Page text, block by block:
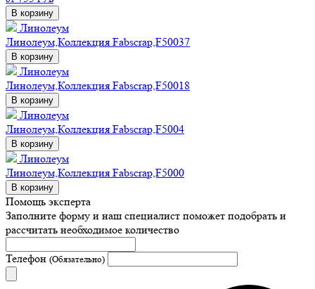
В корзину
Линолеум
Линолеум,Коллекция Fabscrap,F50037
В корзину
Линолеум
Линолеум,Коллекция Fabscrap,F50018
В корзину
Линолеум
Линолеум,Коллекция Fabscrap,F5004
В корзину
Линолеум
Линолеум,Коллекция Fabscrap,F5000
В корзину
Помощь эксперта
Заполните форму и наш специалист поможет подобрать и
рассчитать необходимое количество
Телефон (Обязательно)